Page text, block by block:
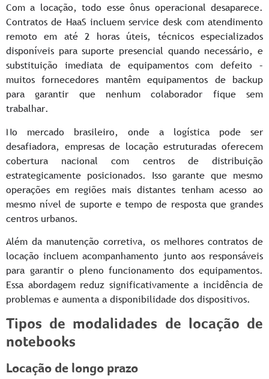
Com a locação, todo esse ônus operacional desaparece.
Contratos de HaaS incluem service desk com atendimento
remoto em até 2 horas úteis, técnicos especializados
disponíveis para suporte presencial quando necessário, e
substituição imediata de equipamentos com defeito –
muitos fornecedores mantêm equipamentos de backup
para garantir que nenhum colaborador fique sem
trabalhar.
No mercado brasileiro, onde a logística pode ser
desafiadora, empresas de locação estruturadas oferecem
cobertura nacional com centros de distribuição
estrategicamente posicionados. Isso garante que mesmo
operações em regiões mais distantes tenham acesso ao
mesmo nível de suporte e tempo de resposta que grandes
centros urbanos.
Além da manutenção corretiva, os melhores contratos de
locação incluem acompanhamento junto aos responsáveis
para garantir o pleno funcionamento dos equipamentos.
Essa abordagem reduz significativamente a incidência de
problemas e aumenta a disponibilidade dos dispositivos.
Tipos de modalidades de locação de
notebooks
Locação de longo prazo